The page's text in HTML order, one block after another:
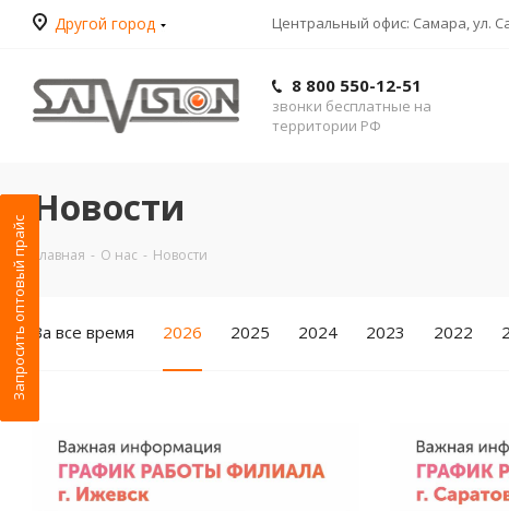
Другой город Центральный офис: Самара, ул.
8 800 550-12-51
звонки бесплатные на
территории РФ
Новости
Главная - О нас - Новости
За все время 2026 2025 2024 2023 2022
Запросить оптовый прайс